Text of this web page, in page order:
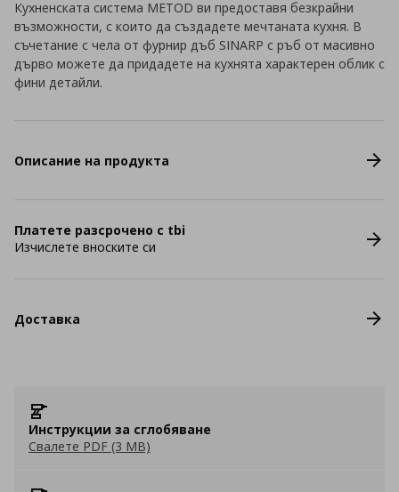
Кухненската система METOD ви предоставя безкрайни
възможности, с които да създадете мечтаната кухня. В
съчетание с чела от фурнир дъб SINARP с ръб от масивно
дърво можете да придадете на кухнята характерен облик с
фини детайли.
Описание на продукта
Платете разсрочено с tbi
Изчислете вноските си
Доставка
Инструкции за сглобяване
Свалете PDF (3 MB)